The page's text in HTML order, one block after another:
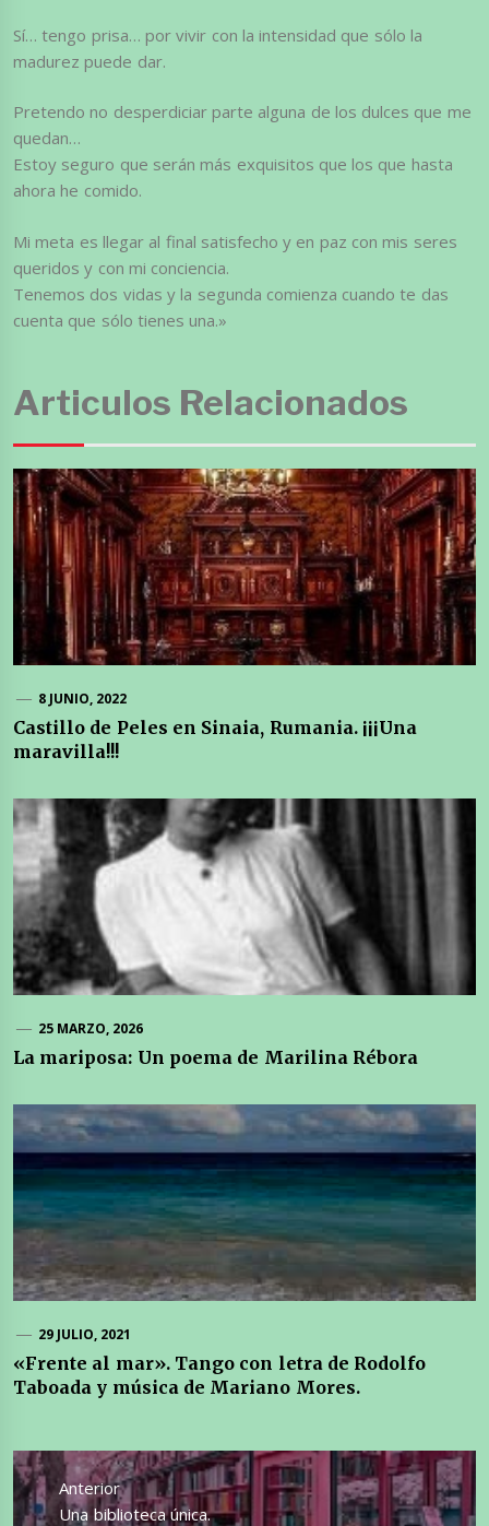
Sí… tengo prisa… por vivir con la intensidad que sólo la
madurez puede dar.
Pretendo no desperdiciar parte alguna de los dulces que me
quedan…
Estoy seguro que serán más exquisitos que los que hasta
ahora he comido.
Mi meta es llegar al final satisfecho y en paz con mis seres
queridos y con mi conciencia.
Tenemos dos vidas y la segunda comienza cuando te das
cuenta que sólo tienes una.»
Articulos Relacionados
8 JUNIO, 2022
Castillo de Peles en Sinaia, Rumania. ¡¡¡Una
maravilla!!!
25 MARZO, 2026
La mariposa: Un poema de Marilina Rébora
29 JULIO, 2021
«Frente al mar». Tango con letra de Rodolfo
Taboada y música de Mariano Mores.
Navegación
de
entradas
Anterior
Entrada
Una biblioteca única.